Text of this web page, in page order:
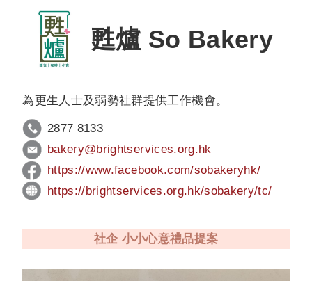
甦爐 So Bakery
為更生人士及弱勢社群提供工作機會。
2877 8133
bakery@brightservices.org.hk
https://www.facebook.com/sobakeryhk/
https://brightservices.org.hk/sobakery/tc/
社企 小小心意禮品提案